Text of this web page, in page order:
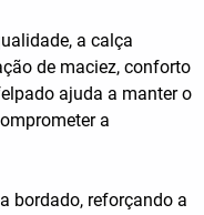
a calça
de maciez, conforto
ajuda a manter o
a
bordado, reforçando a